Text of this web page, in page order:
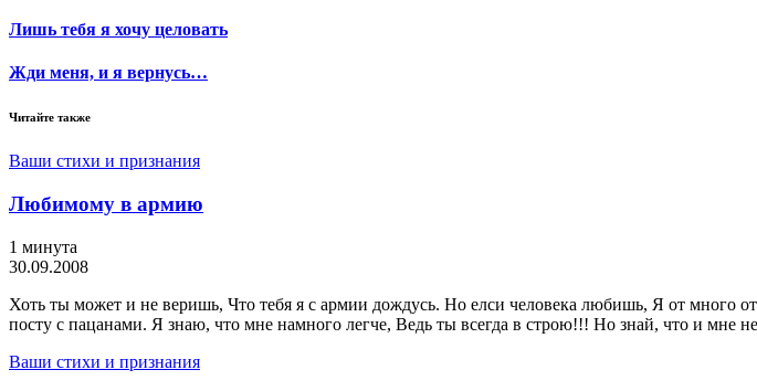
Лишь тебя я хочу целовать
Жди меня, и я вернусь…
Читайте также
Ваши стихи и признания
Любимому в армию
1 минута
30.09.2008
Хоть ты может и не веришь, Что тебя я с армии дождусь. Но елси человека любишь, Я от много
посту с пацанами. Я знаю, что мне намного легче, Ведь ты всегда в строю!!! Но знай, что и мне
Ваши стихи и признания